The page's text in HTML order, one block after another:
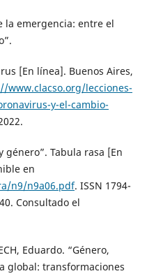
la emergencia: entre el
[En línea]. Buenos Aires,
www.clacso.org/lecciones-
y-el-cambio-
género”. Tabula rasa [En
en
n9/n9a06.pdf. ISSN 1794-
Consultado el
Eduardo. “Género,
global: transformaciones